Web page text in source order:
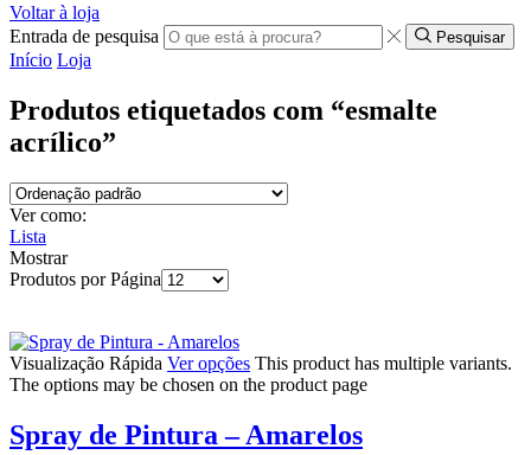
Voltar à loja
Entrada de pesquisa
Pesquisar
Início Loja
Produtos etiquetados com “esmalte
acrílico”
Ver como:
Lista
Mostrar
Produtos por Página
Visualização Rápida Ver opções This product has multiple variants.
The options may be chosen on the product page
Spray de Pintura – Amarelos